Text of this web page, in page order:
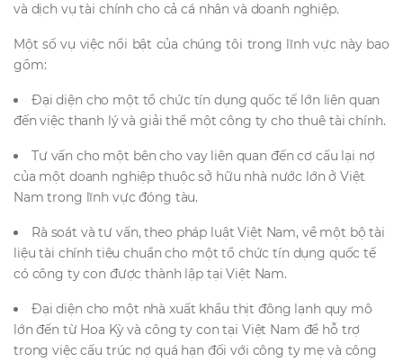
và dịch vụ tài chính cho cả cá nhân và doanh nghiệp.
Một số vụ việc nổi bật của chúng tôi trong lĩnh vực này bao
gồm:
Đại diện cho một tổ chức tín dụng quốc tế lớn liên quan
đến việc thanh lý và giải thể một công ty cho thuê tài chính.
Tư vấn cho một bên cho vay liên quan đến cơ cấu lại nợ
của một doanh nghiệp thuộc sở hữu nhà nước lớn ở Việt
Nam trong lĩnh vực đóng tàu.
Rà soát và tư vấn, theo pháp luật Việt Nam, về một bộ tài
liệu tài chính tiêu chuẩn cho một tổ chức tín dụng quốc tế
có công ty con được thành lập tại Việt Nam.
Đại diện cho một nhà xuất khẩu thịt đông lạnh quy mô
lớn đến từ Hoa Kỳ và công ty con tại Việt Nam để hỗ trợ
trong việc cấu trúc nợ quá hạn đối với công ty mẹ và công